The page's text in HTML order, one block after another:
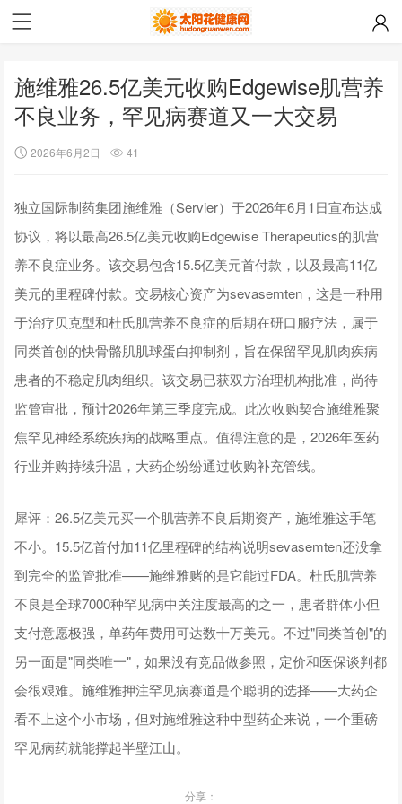
施维雅26.5亿美元收购Edgewise肌营养
不良业务，罕见病赛道又一大交易
2026年6月2日 41
独立国际制药集团施维雅（Servier）于2026年6月1日宣布达成
协议，将以最高26.5亿美元收购Edgewise Therapeutics的肌营
养不良症业务。该交易包含15.5亿美元首付款，以及最高11亿
美元的里程碑付款。交易核心资产为sevasemten，这是一种用
于治疗贝克型和杜氏肌营养不良症的后期在研口服疗法，属于
同类首创的快骨骼肌肌球蛋白抑制剂，旨在保留罕见肌肉疾病
患者的不稳定肌肉组织。该交易已获双方治理机构批准，尚待
监管审批，预计2026年第三季度完成。此次收购契合施维雅聚
焦罕见神经系统疾病的战略重点。值得注意的是，2026年医药
行业并购持续升温，大药企纷纷通过收购补充管线。
犀评：26.5亿美元买一个肌营养不良后期资产，施维雅这手笔
不小。15.5亿首付加11亿里程碑的结构说明sevasemten还没拿
到完全的监管批准——施维雅赌的是它能过FDA。杜氏肌营养
不良是全球7000种罕见病中关注度最高的之一，患者群体小但
支付意愿极强，单药年费用可达数十万美元。不过"同类首创"的
另一面是"同类唯一"，如果没有竞品做参照，定价和医保谈判都
会很艰难。施维雅押注罕见病赛道是个聪明的选择——大药企
看不上这个小市场，但对施维雅这种中型药企来说，一个重磅
罕见病药就能撑起半壁江山。
分享：